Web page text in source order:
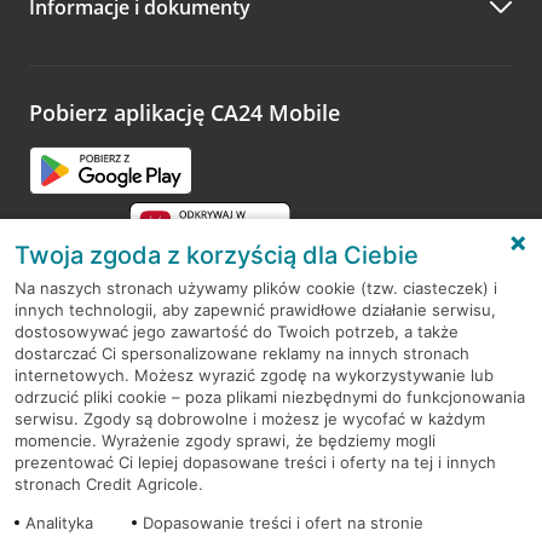
Zachęcamy do podzielenia się z nami opinią o wizycie.
opinie.
Informacje i dokumenty
Pobierz aplikację CA24 Mobile
RODO
Regulamin serwisu
Mapa serwisu
PolitykaCookies
Twoja zgoda z korzyścią dla Ciebie
Na naszych stronach używamy plików cookie (tzw. ciasteczek) i
innych technologii, aby zapewnić prawidłowe działanie serwisu,
dostosowywać jego zawartość do Twoich potrzeb, a także
dostarczać Ci spersonalizowane reklamy na innych stronach
internetowych. Możesz wyrazić zgodę na wykorzystywanie lub
odrzucić pliki cookie – poza plikami niezbędnymi do funkcjonowania
serwisu. Zgody są dobrowolne i możesz je wycofać w każdym
momencie. Wyrażenie zgody sprawi, że będziemy mogli
prezentować Ci lepiej dopasowane treści i oferty na tej i innych
stronach Credit Agricole.
Analityka
Dopasowanie treści i ofert na stronie